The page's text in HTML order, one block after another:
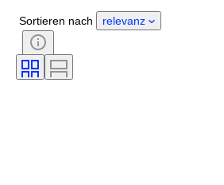
Stil
Unterschrift
Einband
Auflage
Verkauft von
Sortieren nach relevanz